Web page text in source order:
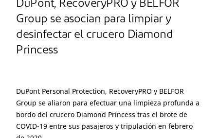
DuPont, RecoveryPRO y BELFOR
Group se asocian para limpiar y
desinfectar el crucero Diamond
Princess
DuPont Personal Protection, RecoveryPRO y BELFOR
Group se aliaron para efectuar una limpieza profunda a
bordo del crucero Diamond Princess tras el brote de
COVID-19 entre sus pasajeros y tripulación en febrero